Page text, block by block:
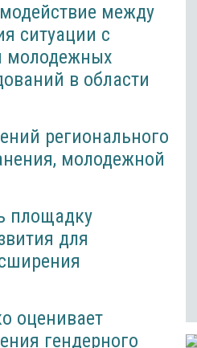
между
ситуации с
молодежных
в области
регионального
молодежной
площадку
для
оценивает
гендерного